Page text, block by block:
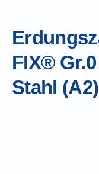
FIX®
Stahl